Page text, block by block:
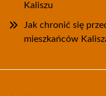
Kaliszu
Jak chronić się
mieszkańców